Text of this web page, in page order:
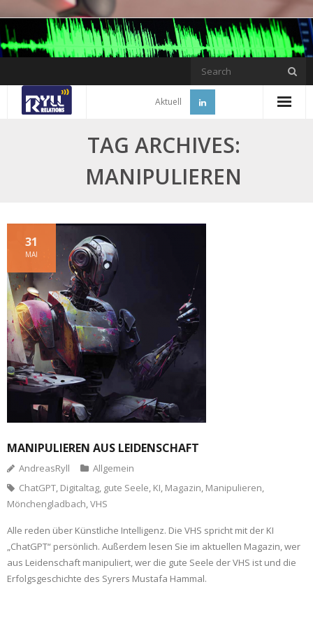
Skip
to
content
Aktuell
TAG ARCHIVES:
MANIPULIEREN
MANIPULIEREN AUS LEIDENSCHAFT
31
MAI
AndreasRyll
Allgemein
ChatGPT, Digitaltag, gute Seele, KI, Magazin, Manipulieren,
Mönchengladbach,VHS
Alle reden über Künstliche Intelligenz. Die VHS spricht mit der KI
„ChatGPT“ persönlich. Außerdem lesen Sie im aktuellen Magazin, wer
aus Leidenschaft manipuliert, wer die gute Seele der VHS ist und die
Erfolgsgeschichte des Syrers Mustafa Hammal.